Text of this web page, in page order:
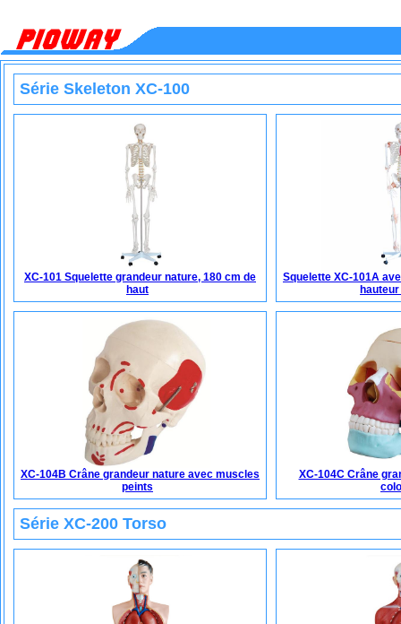
Série Skeleton XC-100
XC-101 Squelette grandeur nature, 180 cm de
haut
Squelette XC-101A
XC-104B Crâne grandeur nature avec muscles
peints
XC-104C Crâne
Série XC-200 Torso